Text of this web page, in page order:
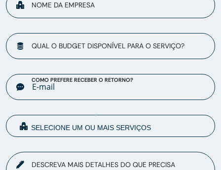
NOME DA EMPRESA
QUAL O BUDGET DISPONÍVEL PARA O SERVIÇO?
COMO PREFERE RECEBER O RETORNO?
DESCREVA MAIS DETALHES DO QUE PRECISA